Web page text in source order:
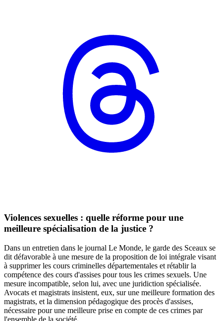
Violences sexuelles : quelle réforme pour une
meilleure spécialisation de la justice ?
Dans un entretien dans le journal Le Monde, le garde des Sceaux se
dit défavorable à une mesure de la proposition de loi intégrale visant
à supprimer les cours criminelles départementales et rétablir la
compétence des cours d'assises pour tous les crimes sexuels. Une
mesure incompatible, selon lui, avec une juridiction spécialisée.
Avocats et magistrats insistent, eux, sur une meilleure formation des
magistrats, et la dimension pédagogique des procès d'assises,
nécessaire pour une meilleure prise en compte de ces crimes par
l'ensemble de la société.